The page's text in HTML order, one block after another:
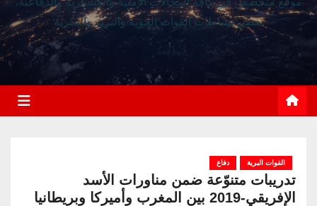
يغطي نشاطات القوات الجوية والبرية والبحرية
القوات البرية دفاع
تدريبات متنوّعة ضمن مناورات الأسد
الإفريقي-2019 بين المغرب وأميركا وبريطانيا